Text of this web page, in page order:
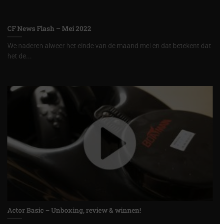
CF News Flash – Mei 2022
We naderen alweer het einde van de maand mei en dat betekent dat
het de...
Actor Basic – Unboxing, review & winnen!